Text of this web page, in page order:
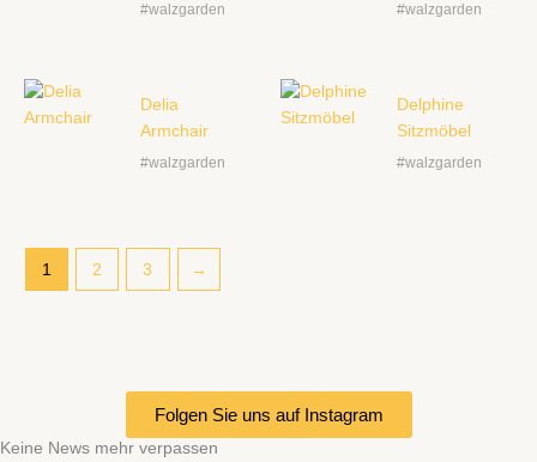
#walzgarden #walzgarden
Delia
Armchair
#walzgarden
Delphine
Sitzmöbel
#walzgarden
1 2 3 →
Folgen Sie uns auf Instagram
Keine News mehr verpassen